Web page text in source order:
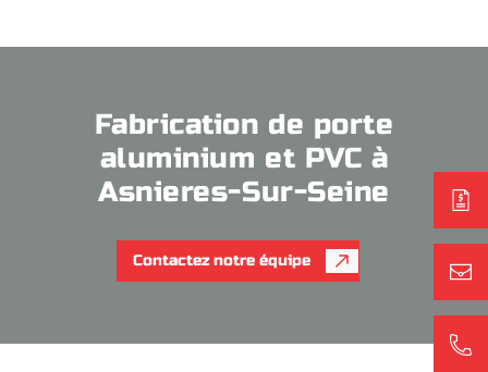
Fabrication de porte
aluminium et PVC à
Asnieres-Sur-Seine
Contactez notre équipe